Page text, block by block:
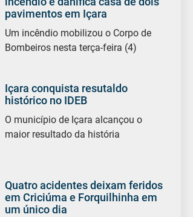
pavimentos em Içara
Um incêndio mobilizou o Corpo de
Bombeiros nesta terça-feira (4)
Içara conquista resutaldo
histórico no IDEB
O município de Içara alcançou o
maior resultado da história
Quatro acidentes deixam feridos
em Criciúma e Forquilhinha em
um único dia